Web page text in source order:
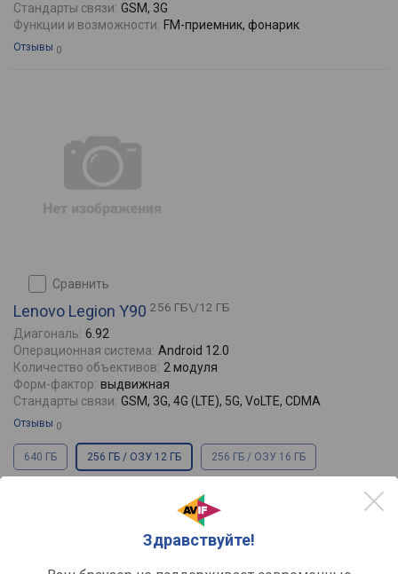
Здравствуйте!
Стандарты связи: GSM, 3G
Функции и возможности: FM-приемник, фонарик
Отзывы 0
сравнить
Lenovo Legion Y90 256 ГБ\/12 ГБ
Диагональ: 6.92
Операционная система: Android 12.0
Количество объективов: 2 модуля
Форм-фактор: выдвижная
Стандарты связи: GSM, 3G, 4G (LTE), 5G, VoLTE, CDMA
Отзывы 0
640 ГБ 256 ГБ / ОЗУ 12 ГБ 256 ГБ / ОЗУ 16 ГБ